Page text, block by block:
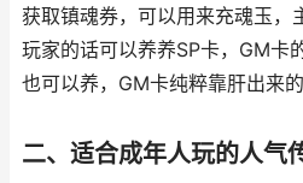
获取镇魂券，可以用来充魂玉，
玩家的话可以养养SP卡，GM卡
也可以养，GM卡纯粹靠肝出来的
二、适合成年人玩的人气